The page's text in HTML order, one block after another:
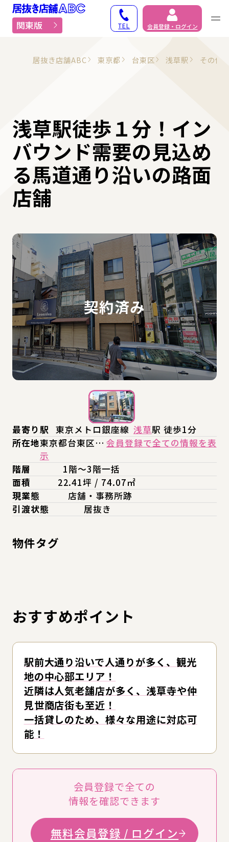
居抜き物件・貸店舗で
関東版 TEL 会員登録・ログイン
居抜き店舗ABC 東京都 台東区 浅草駅 その他
浅草駅徒歩１分！イン
バウンド需要の見込め
る馬道通り沿いの路面
店舗
最寄り駅 東京メトロ銀座線 浅草駅 徒歩1分
所在地東京都台東区… 会員登録で全ての情報を表
示
階層
1階～3階一括
面積
22.41坪 / 74.07㎡
現業態
店舗・事務所跡
引渡状態
居抜き
物件タグ
おすすめポイント
駅前大通り沿いで人通りが多く、観光
地の中心部エリア！
近隣は人気老舗店が多く、浅草寺や仲
見世商店街も至近！
一括貸しのため、様々な用途に対応可
能！
会員登録で全ての
情報を確認できます
無料会員登録 / ログイン